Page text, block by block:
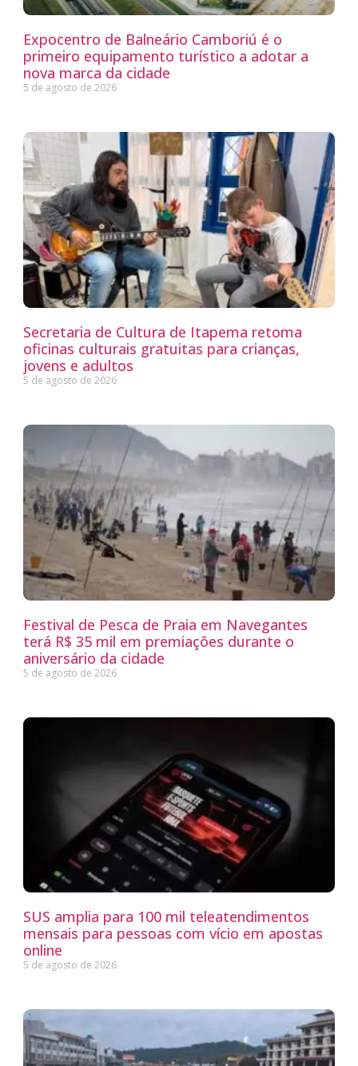
Expocentro de Balneário Camboriú é o
primeiro equipamento turístico a adotar a
nova marca da cidade
5 de agosto de 2026
Secretaria de Cultura de Itapema retoma
oficinas culturais gratuitas para crianças,
jovens e adultos
5 de agosto de 2026
Festival de Pesca de Praia em Navegantes
terá R$ 35 mil em premiações durante o
aniversário da cidade
5 de agosto de 2026
SUS amplia para 100 mil teleatendimentos
mensais para pessoas com vício em apostas
online
5 de agosto de 2026